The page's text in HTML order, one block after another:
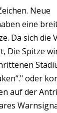
Neue
eine
Da sich die
Die Spitze
oder
auf der